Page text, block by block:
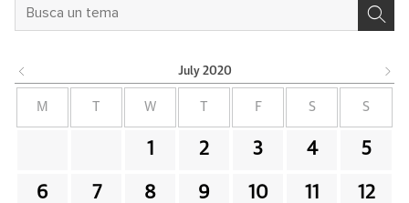
July 2020
M T W T F S S
1 2 3 4 5
6 7 8 9 10 11 12